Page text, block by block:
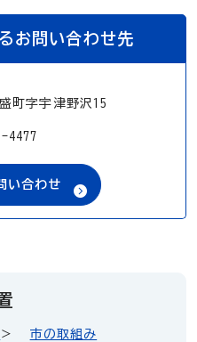
お問い合わせ先
町字宇津野沢15
4477
い合わせ
市の取組み